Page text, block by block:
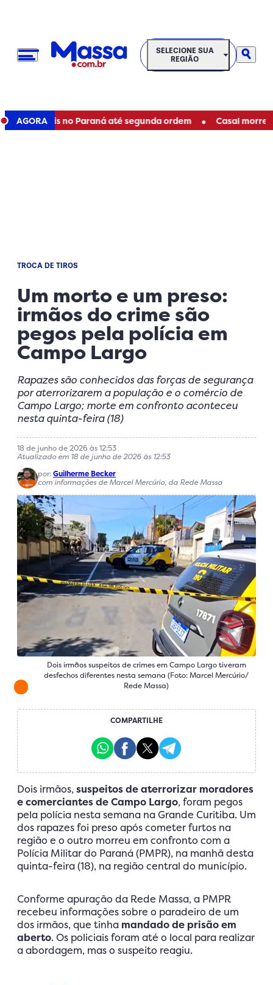
SELECIONE SUA REGIÃO
SELECIONE SUA
REGIÃO
AGORAno Paraná até segunda ordem • Casal morre em
TROCA DE TIROS
Um morto e um preso:
irmãos do crime são
pegos pela polícia em
Campo Largo
Rapazes são conhecidos das forças de segurança
por aterrorizarem a população e o comércio de
Campo Largo; morte em confronto aconteceu
nesta quinta-feira (18)
18 de junho de 2026 às 12:53
Atualizado em 18 de junho de 2026 às 12:53
por:Guilherme Becker
com informações de Marcel Mercúrio, da Rede Massa
Dois irmãos suspeitos de crimes em Campo Largo tiveram
desfechos diferentes nesta semana (Foto: Marcel Mercúrio/
Rede Massa)
COMPARTILHE
Dois irmãos,suspeitos de aterrorizar moradores
e comerciantes de Campo Largo, foram pegos
pela polícia nesta semana na Grande Curitiba. Um
dos rapazes foi preso após cometer furtos na
região e o outro morreu em confronto com a
Polícia Militar do Paraná (PMPR), na manhã desta
quinta-feira (18), na região central do município.
Conforme apuração da Rede Massa, a PMPR
recebeu informações sobre o paradeiro de um
dos irmãos, que tinha mandado de prisão em
aberto. Os policiais foram até o local para realizar
a abordagem, mas o suspeito reagiu.